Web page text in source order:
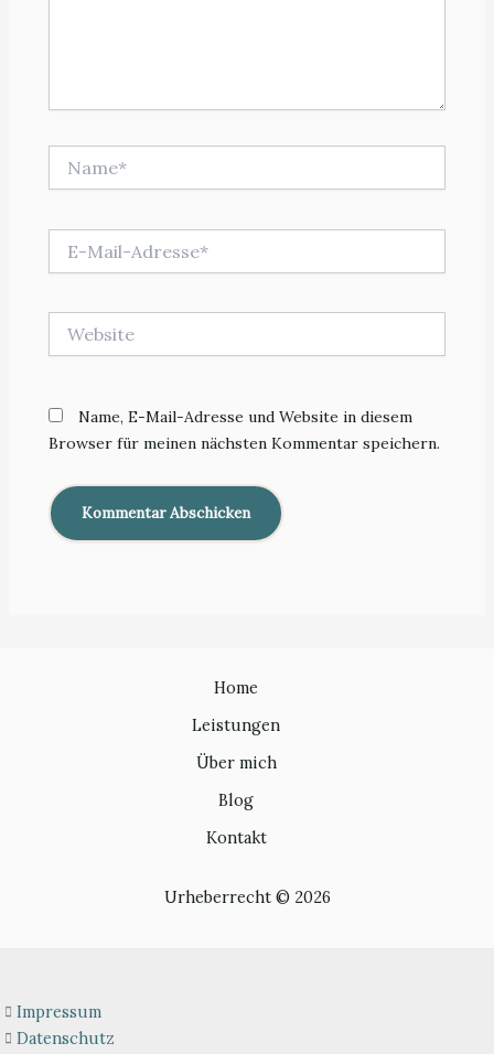
Mail-
Name, E-Mail-Adresse und Website in diesem
Browser für meinen nächsten Kommentar speichern.
Home
Leistungen
Über mich
Blog
Kontakt
Urheberrecht © 2026
Impressum
Datenschutz